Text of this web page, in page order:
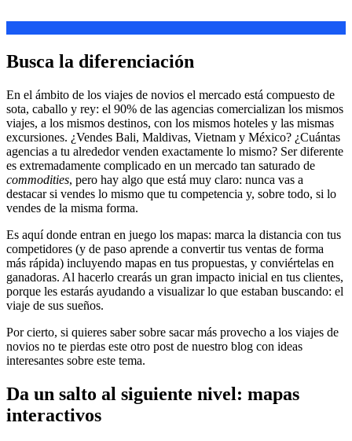
Busca la diferenciación
En el ámbito de los viajes de novios el mercado está compuesto de
sota, caballo y rey: el 90% de las agencias comercializan los mismos
viajes, a los mismos destinos, con los mismos hoteles y las mismas
excursiones. ¿Vendes Bali, Maldivas, Vietnam y México? ¿Cuántas
agencias a tu alrededor venden exactamente lo mismo? Ser diferente
es extremadamente complicado en un mercado tan saturado de
commodities, pero hay algo que está muy claro: nunca vas a
destacar si vendes lo mismo que tu competencia y, sobre todo, si lo
vendes de la misma forma.
Es aquí donde entran en juego los mapas: marca la distancia con tus
competidores (y de paso aprende a convertir tus ventas de forma
más rápida) incluyendo mapas en tus propuestas, y conviértelas en
ganadoras. Al hacerlo crearás un gran impacto inicial en tus clientes,
porque les estarás ayudando a visualizar lo que estaban buscando: el
viaje de sus sueños.
Por cierto, si quieres saber sobre sacar más provecho a los viajes de
novios no te pierdas este otro post de nuestro blog con ideas
interesantes sobre este tema.
Da un salto al siguiente nivel: mapas
interactivos